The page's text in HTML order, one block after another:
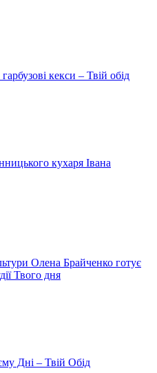
кекси – Твій обід
кухаря Івана
Олена Брайченко готує
Твого дня
Дні – Твій Обід